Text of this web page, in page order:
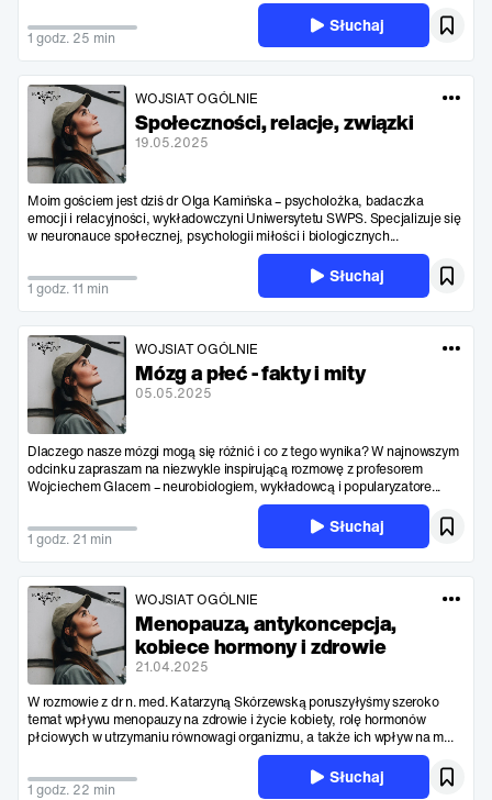
1 godz. 25 min
Słuchaj
WOJSIAT OGÓLNIE
Społeczności, relacje, związki
19.05.2025
Moim gościem jest dziś dr Olga Kamińska – psycholożka, badaczka
emocji i relacyjności, wykładowczyni Uniwersytetu SWPS. Specjalizuje się
w neuronauce społecznej, psychologii miłości i biologicznych...
1 godz. 11 min
Słuchaj
WOJSIAT OGÓLNIE
Mózg a płeć - fakty i mity
05.05.2025
Dlaczego nasze mózgi mogą się różnić i co z tego wynika? W najnowszym
odcinku zapraszam na niezwykle inspirującą rozmowę z profesorem
Wojciechem Glacem – neurobiologiem, wykładowcą i popularyzatore...
1 godz. 21 min
Słuchaj
WOJSIAT OGÓLNIE
Menopauza, antykoncepcja,
kobiece hormony i zdrowie
21.04.2025
W rozmowie z dr n. med. Katarzyną Skórzewską poruszyłyśmy szeroko
temat wpływu menopauzy na zdrowie i życie kobiety, rolę hormonów
płciowych w utrzymaniu równowagi organizmu, a także ich wpływ na m...
1 godz. 22 min
Słuchaj